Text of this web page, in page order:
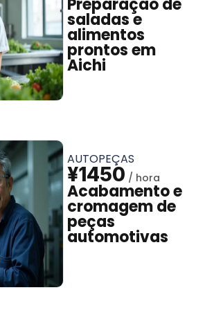
Preparação de
saladas e
alimentos
prontos em
Aichi
AUTOPEÇAS
¥1450
Acabamento e
cromagem de
peças
automotivas